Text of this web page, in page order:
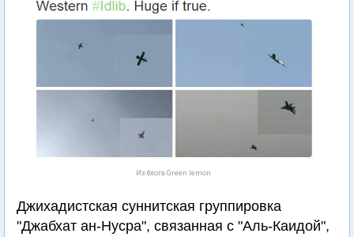
Из блога Green lemon
Джихадистская суннитская группировка
"Джабхат ан-Нусра", связанная с "Аль-Каидой",